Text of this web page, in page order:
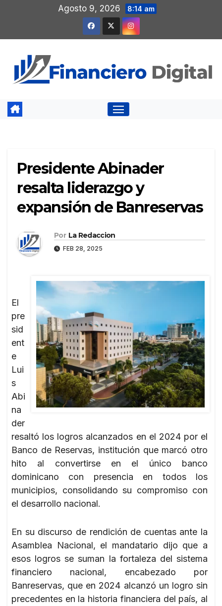
contenido
Agosto 9, 2026 8:14 am
Presidente Abinader
resalta liderazgo y
expansión de Banreservas
Por La Redaccion
FEB 28, 2025
El
pre
sid
ent
e
Lui
s
Abi
na
der
resaltó los logros alcanzados en el 2024 por el
Banco de Reservas, institución que marcó otro
hito al convertirse en el único banco
dominicano con presencia en todos los
municipios, consolidando su compromiso con
el desarrollo nacional.
En su discurso de rendición de cuentas ante la
Asamblea Nacional, el mandatario dijo que a
esos logros se suman la fortaleza del sistema
financiero nacional, encabezado por
Banreservas, que en 2024 alcanzó un logro sin
precedentes en la historia financiera del país, al